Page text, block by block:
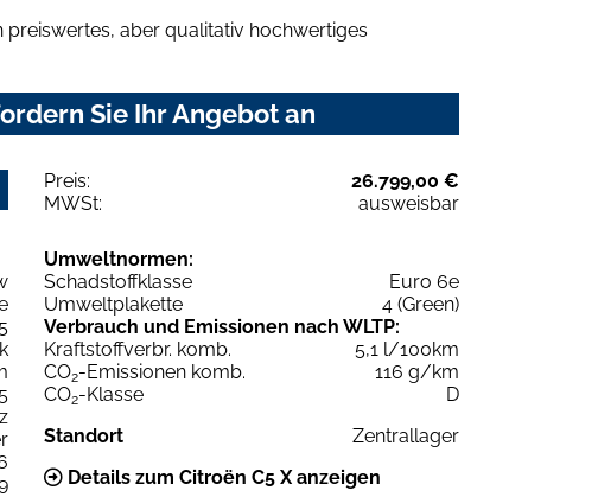
aber qualitativ hochwertiges
Sie Ihr Angebot an
Preis:
26.799,00 €
MWSt:
ausweisbar
5
Umweltnormen:
Schadstoffklasse
Euro 6e
Umweltplakette
4 (Green)
Verbrauch und Emissionen nach WLTP:
Kraftstoffverbr. komb.
5,1 l/100km
CO2-Emissionen komb.
116 g/km
CO2-Klasse
D
Standort
Zentrallager
Details zum Citroën C5 X anzeigen